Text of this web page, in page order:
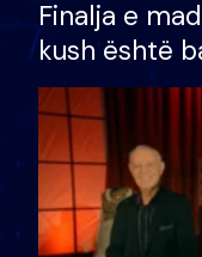
Finalja e
kush është
shtëpinë
të fituar